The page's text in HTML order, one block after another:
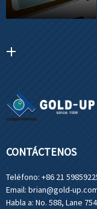
CONTÁCTENOS
Teléfono: +86 21
Email: brian@gold-
Habla a: No. 588, Lane